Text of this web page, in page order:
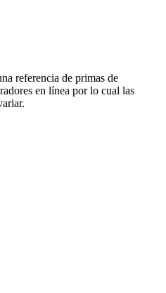
referencia de primas de
en línea por lo cual las